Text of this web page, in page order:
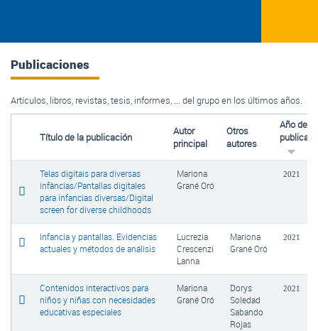
Publicaciones
Artículos, libros, revistas, tesis, informes, ... del grupo en los últimos años.
Título de la publicación
Autor
principal
Otros
autores
Año de
Telas digitais para diversas
infâncias/Pantallas digitales
para infancias diversas/Digital
screen for diverse childhoods
Mariona
Grané Oró
2021
Infancia y pantallas. Evidencias
actuales y métodos de análisis
Lucrezia
Crescenzi
Lanna
Mariona
Grané Oró
2021
Contenidos interactivos para
niños y niñas con necesidades
educativas especiales
Mariona
Grané Oró
Dorys
Soledad
Sabando
Rojas
2021